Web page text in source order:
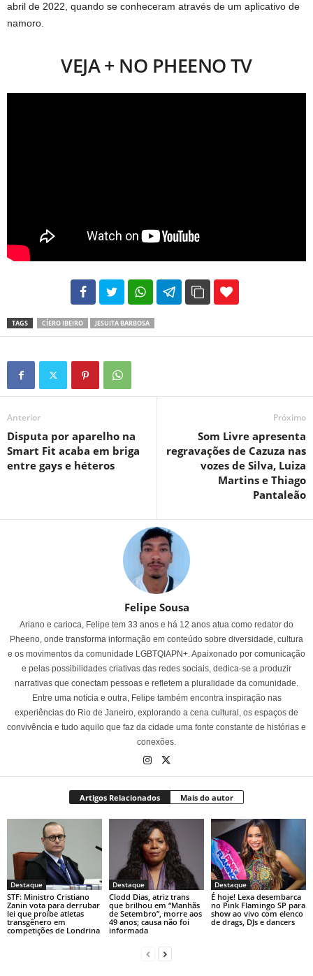
abril de 2022, quando se conheceram através de um aplicativo de
namoro.
VEJA + NO PHEENO TV
102 35
TAGS CÍERO IBEIRO JESUITA BARBOSA
Anterior
Disputa por aparelho na
Smart Fit acaba em briga
entre gays e héteros
Próximo
Som Livre apresenta
regravações de Cazuza nas
vozes de Silva, Luiza
Martins e Thiago
Pantaleão
Felipe Sousa
Ariano e carioca, Felipe tem 33 anos e há 12 anos atua como redator do
Pheeno, onde transforma informação em conteúdo sobre diversidade, cultura
e os movimentos da comunidade LGBTQIAPN+. Apaixonado por comunicação
e pelas possibilidades criativas das redes sociais, dedica-se a produzir
narrativas que conectam pessoas e refletem a pluralidade da comunidade.
Entre uma notícia e outra, Felipe também encontra inspiração nas
experiências do Rio de Janeiro, explorando a cena cultural, os espaços de
convivência e tudo aquilo que faz da cidade uma fonte constante de histórias e
conexões.
Artigos Relacionados Mais do autor
Destaque
STF: Ministro Cristiano
Zanin vota para derrubar
lei que proíbe atletas
transgênero em
competições de Londrina
Destaque
Clodd Dias, atriz trans
que brilhou em “Manhãs
de Setembro”, morre aos
49 anos; causa não foi
informada
Destaque
É hoje! Lexa desembarca
no Pink Flamingo SP para
show ao vivo com elenco
de drags, DJs e dancers